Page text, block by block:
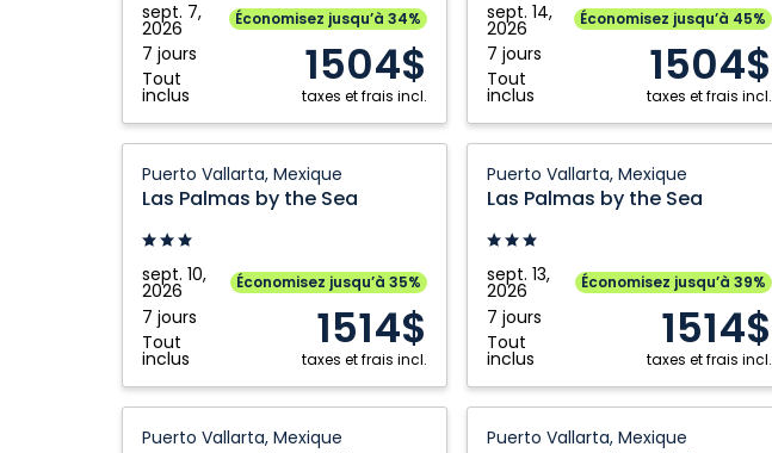
sept. 7,
2026
7 jours
Tout
inclus
Économisez jusqu’à 34%
1504$
taxes et frais incl.
Puerto
Vallarta,
Mexique
sept. 14,
2026
7 jours
Tout
inclus
Économisez jusqu’à 45%
1504$
taxes et frais incl.
Vallarta,
Mexique
Puerto Vallarta, Mexique
Las Palmas by the Sea
sept. 10,
2026
7 jours
Tout
inclus
Économisez jusqu’à 35%
1514$
taxes et frais incl.
Palmas
by
the
Sea:
Puerto
Vallarta,
Mexique
Puerto Vallarta, Mexique
Las Palmas by the Sea
sept. 13,
2026
7 jours
Tout
inclus
Économisez jusqu’à 39%
1514$
taxes et frais incl.
Palmas
by
the
Sea:
Puerto
Vallarta,
Mexique
Puerto Vallarta, Mexique Puerto Vallarta, Mexique